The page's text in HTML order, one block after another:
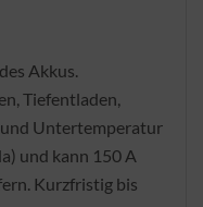
Akkus.
Tiefentladen,
Untertemperatur
und kann 150 A
Kurzfristig bis